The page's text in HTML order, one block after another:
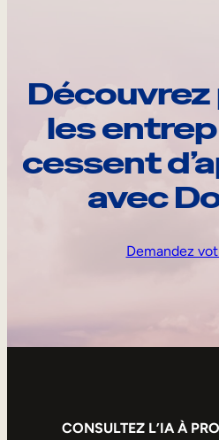
les
cessent
avec
Demandez
CONSULTEZ L’IA À